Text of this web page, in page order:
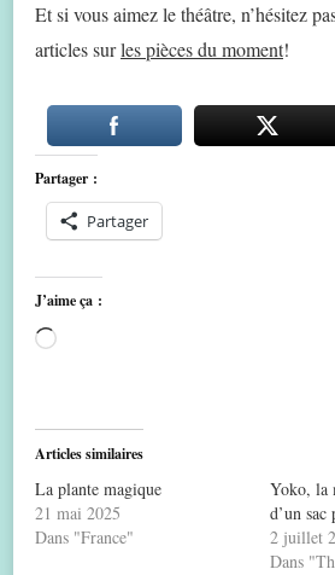
Et si vous aimez le théâtre, n’hésitez
articles surles pièces du moment!
Partager :
Partager
J’aime ça :
Chargement…
Articles similaires
La plante magique
21 mai 2025
Dans "France"
Yoko, la
d’un sac
2 juillet
Dans